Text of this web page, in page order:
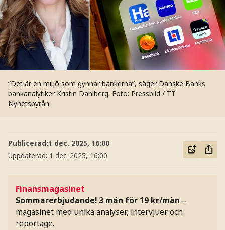
”Det är en miljö som gynnar bankerna”, säger Danske Banks
bankanalytiker Kristin Dahlberg. Foto: Pressbild / TT
Nyhetsbyrån
Publicerad:1 dec. 2025, 16:00
Uppdaterad: 1 dec. 2025, 16:00
Finansmagasinet
Sommarerbjudande! 3 mån för 19 kr/mån –
magasinet med unika analyser, intervjuer och
reportage.